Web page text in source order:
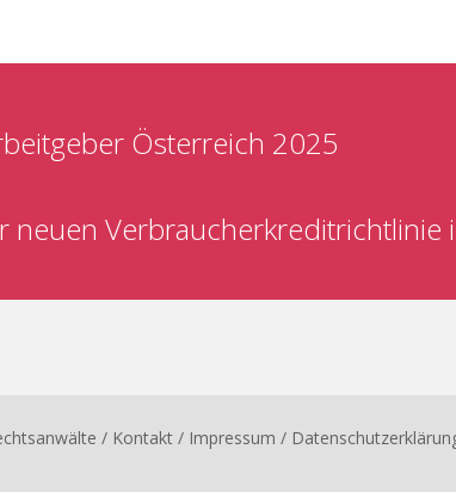
Österreich 2025
neuen Verbraucherkreditrichtlinie
/ Kontakt / Impressum /